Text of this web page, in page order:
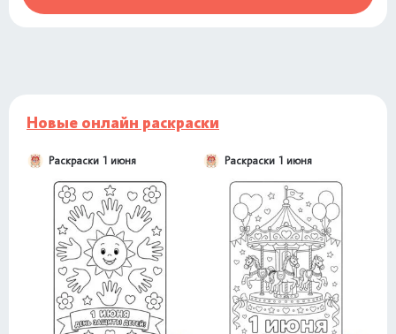
Новые онлайн раскраски
Раскраски 1 июня Раскраски 1 июня